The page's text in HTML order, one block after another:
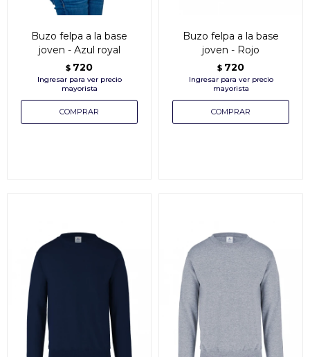
Buzo felpa a la base
joven - Azul royal
$ 720
Buzo felpa a la base
joven - Rojo
$ 720